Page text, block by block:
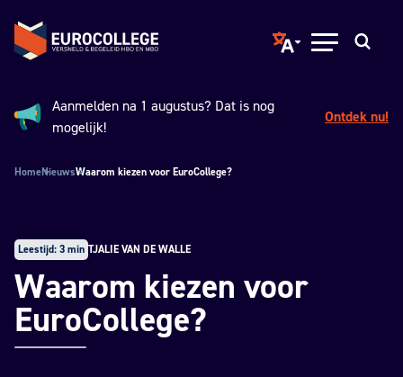
Spring naar hoofdinhoud
Terug naar de homepage
Translate page to
Open menu
Aankondiging:
Aanmelden na 1 augustus? Dat is nog
mogelijk!
Ontdek nu!
HomeNieuwsWaarom kiezen voor EuroCollege?
Leestijd: 3 min TJALIE VAN DE WALLE
Waarom kiezen voor
EuroCollege?